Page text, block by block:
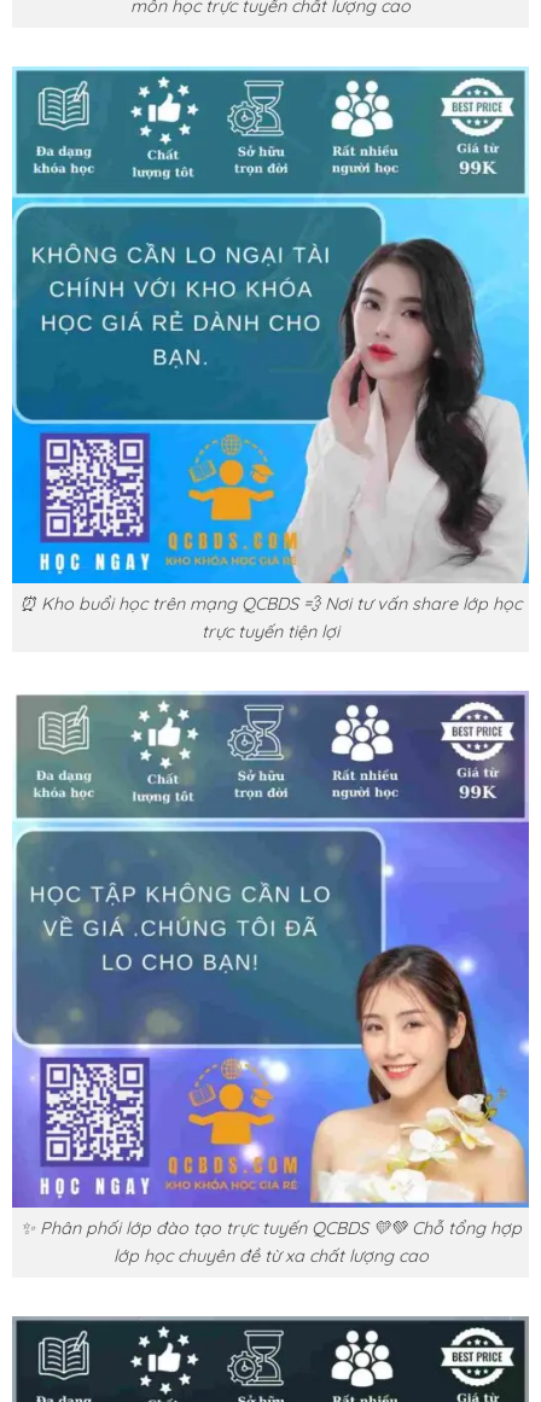
môn học trực tuyến chất lượng cao
⏰ Kho buổi học trên mạng QCBDS 💨 Nơi tư vấn share lớp học
trực tuyến tiện lợi
✨ Phân phối lớp đào tạo trực tuyến QCBDS 💛💚 Chỗ tổng hợp
lớp học chuyên đề từ xa chất lượng cao